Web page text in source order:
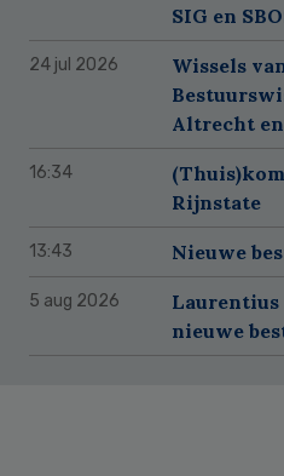
SIG en
24 jul 2026
Wissels
Altrecht
16:34
Rijnstate
13:43 Nieuwe
5 aug 2026
Laurentius
nieuwe